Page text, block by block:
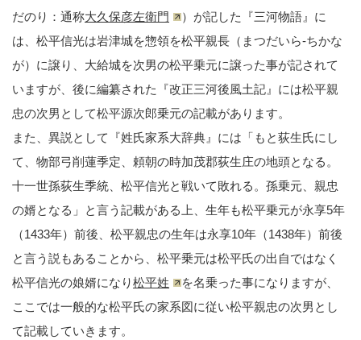
だのり：通称大久保彦左衛門
）が記した『三河物語』に
は、松平信光は岩津城を惣領を松平親長（まつだいら-ちかな
が）に譲り、大給城を次男の松平乗元に譲った事が記されて
いますが、後に編纂された『改正三河後風土記』には松平親
忠の次男として松平源次郎乗元の記載があります。
また、異説として『姓氏家系大辞典』には「もと荻生氏にし
て、物部弓削蓮季定、頼朝の時加茂郡荻生庄の地頭となる。
十一世孫荻生季統、松平信光と戦いて敗れる。孫乗元、親忠
の婿となる」と言う記載がある上、生年も松平乗元が永享5年
（1433年）前後、松平親忠の生年は永享10年（1438年）前後
と言う説もあることから、松平乗元は松平氏の出自ではなく
松平信光の娘婿になり松平姓
を名乗った事になりますが、
ここでは一般的な松平氏の家系図に従い松平親忠の次男とし
て記載していきます。